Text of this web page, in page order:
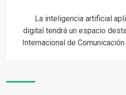
La inteligencia artificial
digital tendrá un espacio
Internacional de